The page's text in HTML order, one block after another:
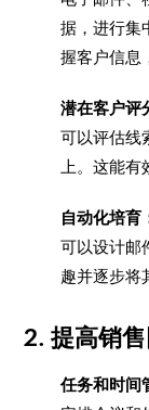
据，进行集
握客户信息
潜在客户评
可以评估线
上。这能
自动化培育
可以设计邮
趣并逐步将
2. 提高销
任务和时间